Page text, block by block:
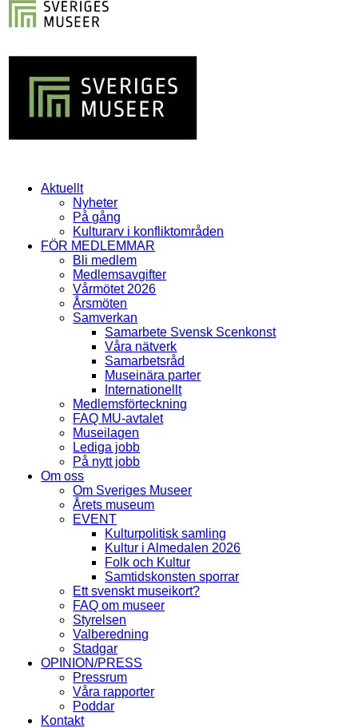
Aktuellt
Nyheter
På gång
Kulturarv i konfliktområden
FÖR MEDLEMMAR
Bli medlem
Medlemsavgifter
Vårmötet 2026
Årsmöten
Samverkan
Samarbete Svensk Scenkonst
Våra nätverk
Samarbetsråd
Museinära parter
Internationellt
Medlemsförteckning
FAQ MU-avtalet
Museilagen
Lediga jobb
På nytt jobb
Om oss
Om Sveriges Museer
Årets museum
EVENT
Kulturpolitisk samling
Kultur i Almedalen 2026
Folk och Kultur
Samtidskonsten sporrar
Ett svenskt museikort?
FAQ om museer
Styrelsen
Valberedning
Stadgar
OPINION/PRESS
Pressrum
Våra rapporter
Poddar
Kontakt